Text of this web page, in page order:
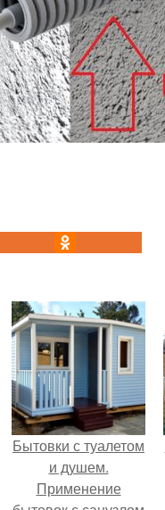
Бытовки с туалетом
и душем.
Применение